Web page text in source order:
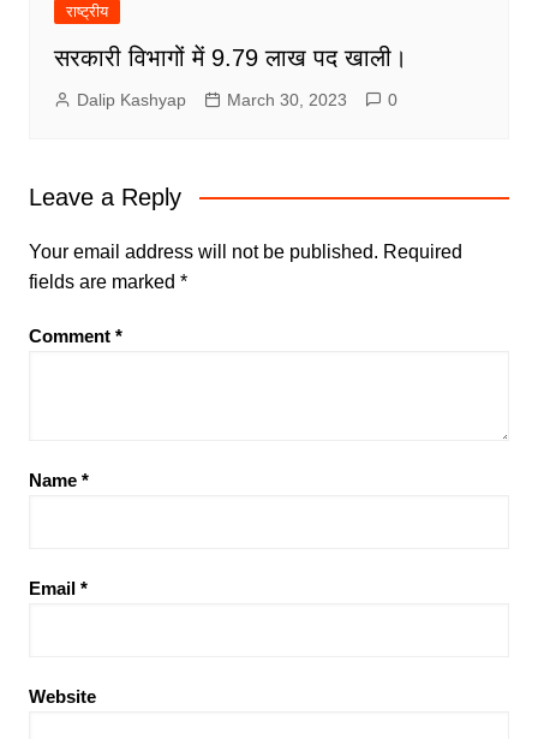
राष्ट्रीय
सरकारी विभागों में 9.79 लाख पद खाली।
Dalip Kashyap March 30, 2023 0
Leave a Reply
Your email address will not be published. Required
fields are marked *
Comment *
Name *
Email *
Website